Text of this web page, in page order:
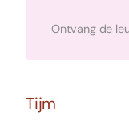
Ontvang de
Tijm